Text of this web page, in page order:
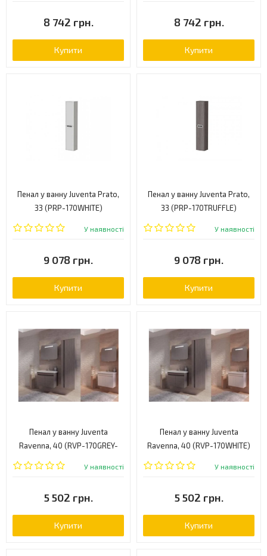
8 742 грн.
Купити
8 742 грн.
Купити
Пенал у ванну Juventa Prato,
33 (PRP-170WHITE)
У наявності
9 078 грн.
Купити
Пенал у ванну Juventa Prato,
33 (PRP-170TRUFFLE)
У наявності
9 078 грн.
Купити
Пенал у ванну Juventa
Ravenna, 40 (RVP-170GREY-
BROWN)
У наявності
5 502 грн.
Купити
Пенал у ванну Juventa
Ravenna, 40 (RVР-170WHITE)
У наявності
5 502 грн.
Купити